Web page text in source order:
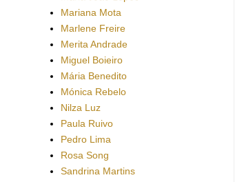
Mariana Mota
Marlene Freire
Merita Andrade
Miguel Boieiro
Mária Benedito
Mónica Rebelo
Nilza Luz
Paula Ruivo
Pedro Lima
Rosa Song
Sandrina Martins